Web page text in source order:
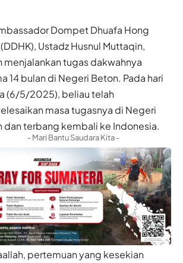
Dompet Dhuafa Hong
Ustadz Husnul Muttaqin,
menjalankan tugas dakwahnya
14 bulan di Negeri Beton. Pada hari
(6/5/2025), beliau telah
masa tugasnya di Negeri
dan terbang kembali ke Indonesia.
- Mari Bantu Saudara Kita -
pertemuan yang kesekian